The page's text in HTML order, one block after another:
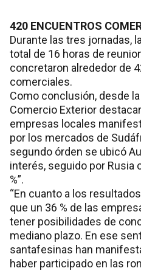
420 ENCUENTROS
Durante las tres jornadas,
total de 16 horas de
concretaron alrededor de
comerciales.
Como conclusión, desde
Comercio Exterior
empresas locales
por los mercados de
segundo órden se ubicó
interés, seguido por Rusia
%”.
“En cuanto a los
que un 36 % de las
tener posibilidades de
mediano plazo. En ese
santafesinas han
haber participado en las